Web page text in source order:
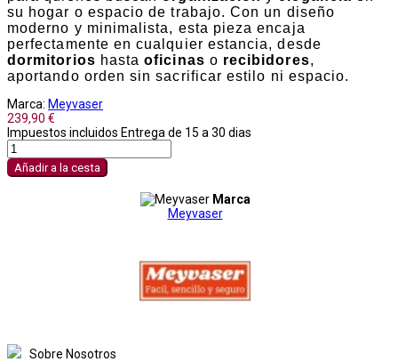
su hogar o espacio de trabajo. Con un diseño
moderno y minimalista, esta pieza encaja
perfectamente en cualquier estancia, desde
dormitorios hastaoficinas o recibidores,
aportando orden sin sacrificar estilo ni espacio.
Marca: Meyvaser
239,90 €
Impuestos incluidos Entrega de 15 a 30 dias
Añadir a la cesta
Marca
Meyvaser
Sobre Nosotros